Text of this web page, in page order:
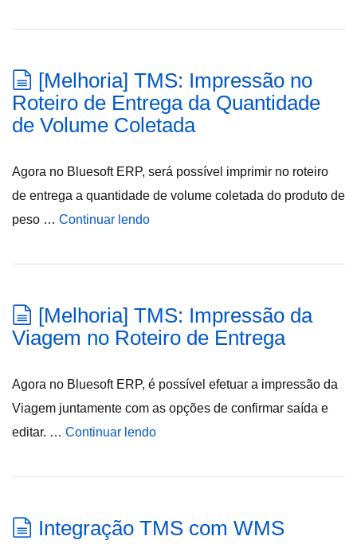
[Melhoria] TMS: Impressão no
Roteiro de Entrega da Quantidade
de Volume Coletada
Agora no Bluesoft ERP, será possível imprimir no roteiro
de entrega a quantidade de volume coletada do produto de
peso … Continuar lendo
[Melhoria] TMS: Impressão da
Viagem no Roteiro de Entrega
Agora no Bluesoft ERP, é possível efetuar a impressão da
Viagem juntamente com as opções de confirmar saída e
editar. … Continuar lendo
Integração TMS com WMS